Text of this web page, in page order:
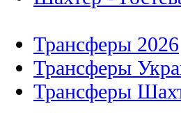
Трансферы 2026
Трансферы
Трансферы